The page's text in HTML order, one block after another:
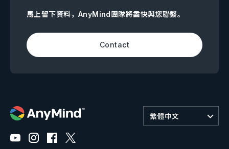
馬上留下資料，AnyMind團隊將盡快與您聯繫。
Contact
繁體中文